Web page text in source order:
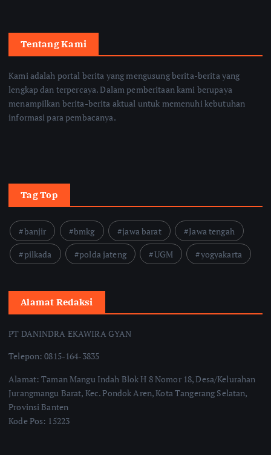
Tentang Kami
Kami adalah portal berita yang mengusung berita-berita yang
lengkap dan terpercaya. Dalam pemberitaan kami berupaya
menampilkan berita-berita aktual untuk memenuhi kebutuhan
informasi para pembacanya.
Tag Top
banjir bmkg jawa barat
Jawa tengah
pilkada
polda jateng UGM yogyakarta
Alamat Redaksi
PT DANINDRA EKAWIRA GYAN
Telepon: 0815-164-3835
Alamat: Taman Mangu Indah Blok H 8 Nomor 18, Desa/Kelurahan
Jurangmangu Barat, Kec. Pondok Aren, Kota Tangerang Selatan,
Provinsi Banten
Kode Pos: 15223